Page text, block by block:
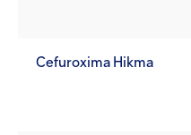
Cefuroxima Hikma